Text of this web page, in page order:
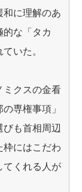
和に理解のあ
的な「タカ
いた。
ミクスの金看
専権事項」
びも首相周辺
枠にはこだわ
てくれる人が